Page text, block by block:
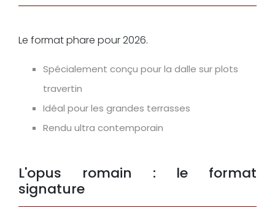
Le format phare pour 2026.
Spécialement conçu pour la dalle sur plots
travertin
Idéal pour les grandes terrasses
Rendu ultra contemporain
L'opus romain : le format
signature